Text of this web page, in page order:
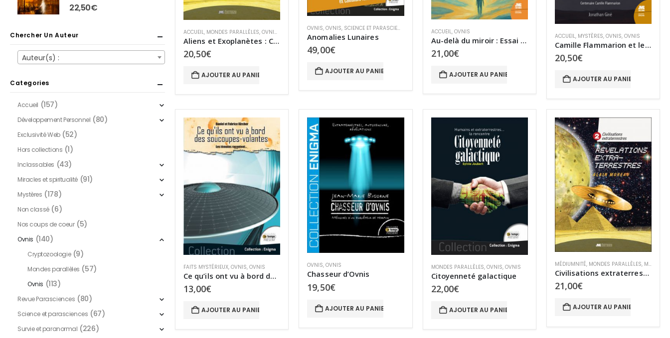
ACCUEIL, MONDES PARALLÈLES, OVNIS
Aliens et Exoplanètes : Civilisations extraterrestres – tome IX
20,50€
AJOUTER AU PANIER
OVNIS,OVNIS, SCIENCE ET PARASCIENCES
Anomalies Lunaires
49,00€
AJOUTER AU PANIER
ACCUEIL, OVNIS
Au-delà du miroir : Essai sur la signification du phénomène OVNI
21,00€
AJOUTER AU PANIER
ACCUEIL, MYSTÈRES, OVNIS, OVNIS
Camille Flammarion et les bradytes
20,50€
AJOUTER AU PANIER
FAITS MYSTÉRIEUX, OVNIS, OVNIS
Ce qu’ils ont vu à bord des soucoupes volantes
13,00€
AJOUTER AU PANIER
OVNIS,OVNIS
Chasseur d’Ovnis
19,50€
AJOUTER AU PANIER
MONDES PARALLÈLES, OVNIS, OVNIS
Citoyenneté galactique
22,00€
AJOUTER AU PANIER
MÉDIUMNITÉ, MONDES PARALLÈLES, MYSTÈRES
Civilisations extraterrestres 2 – Révélations extraterrestres
21,00€
AJOUTER AU PANIER
0 sur 5
22,50€
Chercher Un Auteur
Auteur(s) :
Categories
Accueil (157)
Développement Personnel (80)
Exclusivité Web (52)
Hors collections (1)
Inclassables (43)
Miracles et spiritualité (91)
Mystères (178)
Non classé (6)
Nos coups de coeur (5)
Ovnis (140)
Cryptozoologie (9)
Mondes parallèles (57)
Ovnis (113)
Revue Parasciences (80)
Science et parasciences (67)
Survie et paranormal (226)